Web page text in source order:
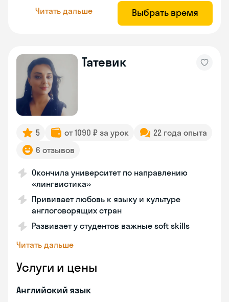
Читать дальше Выбрать время
Татевик
5 от 1090 ₽ за урок
22 года опыта
6 отзывов
Окончила университет по направлению
«лингвистика»
Прививает любовь к языку и культуре
англоговорящих стран
Развивает у студентов важные soft skills
Читать дальше
Услуги и цены
Английский язык